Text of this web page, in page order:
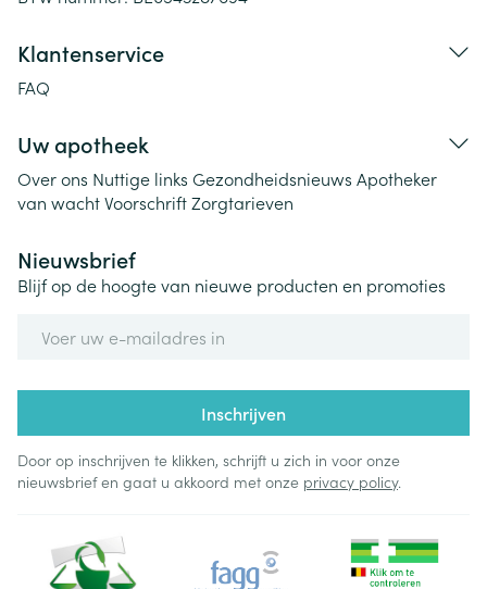
Klantenservice
FAQ
Uw apotheek
Over ons Nuttige links Gezondheidsnieuws Apotheker
van wachtVoorschriftZorgtarieven
Nieuwsbrief
Blijf op de hoogte van nieuwe producten en promoties
Inschrijven
Door op inschrijven te klikken, schrijft u zich in voor onze
nieuwsbrief en gaat u akkoord met onze privacy policy.